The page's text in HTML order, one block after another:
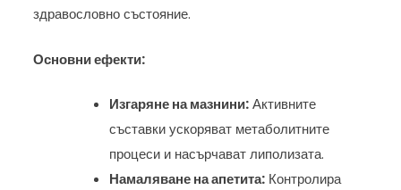
здравословно състояние.
Основни ефекти:
Изгаряне на мазнини:Активните
съставки ускоряват метаболитните
процеси и насърчават липолизата.
Намаляване на апетита: Контролира